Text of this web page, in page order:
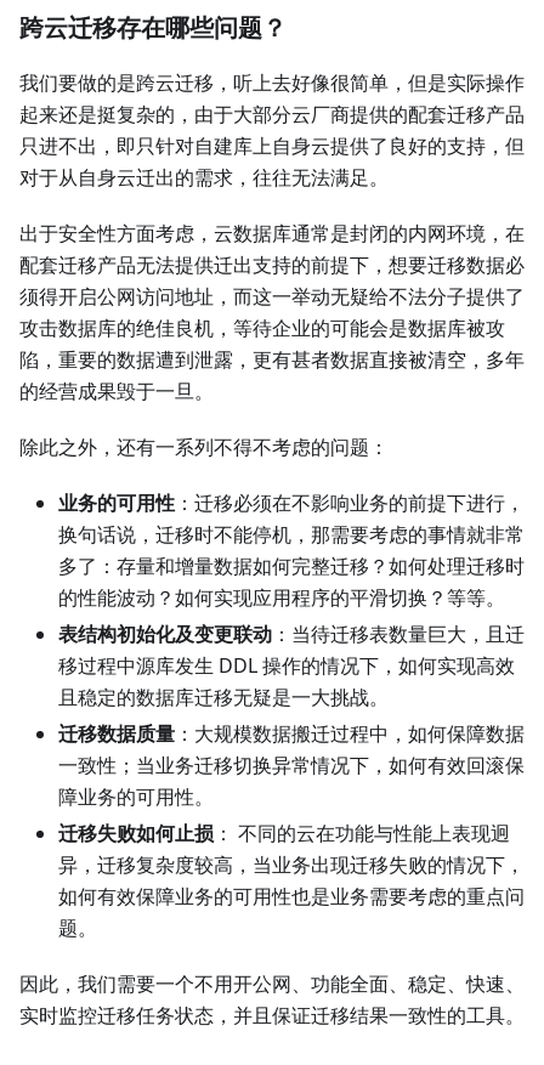
跨云迁移存在哪些问题？
我们要做的是跨云迁移，听上去好像很简单，但是实际操作
起来还是挺复杂的，由于大部分云厂商提供的配套迁移产品
只进不出，即只针对自建库上自身云提供了良好的支持，但
对于从自身云迁出的需求，往往无法满足。
出于安全性方面考虑，云数据库通常是封闭的内网环境，在
配套迁移产品无法提供迁出支持的前提下，想要迁移数据必
须得开启公网访问地址，而这一举动无疑给不法分子提供了
攻击数据库的绝佳良机，等待企业的可能会是数据库被攻
陷，重要的数据遭到泄露，更有甚者数据直接被清空，多年
的经营成果毁于一旦。
除此之外，还有一系列不得不考虑的问题：
业务的可用性 ：迁移必须在不影响业务的前提下进行，
换句话说，迁移时不能停机，那需要考虑的事情就非常
多了：存量和增量数据如何完整迁移？如何处理迁移时
的性能波动？如何实现应用程序的平滑切换？等等。
表结构初始化及变更联动 ：当待迁移表数量巨大，且迁
移过程中源库发生 DDL 操作的情况下，如何实现高效
且稳定的数据库迁移无疑是一大挑战。
迁移数据质量 ：大规模数据搬迁过程中，如何保障数据
一致性；当业务迁移切换异常情况下，如何有效回滚保
障业务的可用性。
迁移失败如何止损 ： 不同的云在功能与性能上表现迥
异，迁移复杂度较高，当业务出现迁移失败的情况下，
如何有效保障业务的可用性也是业务需要考虑的重点问
题。
因此，我们需要一个不用开公网、功能全面、稳定、快速、
实时监控迁移任务状态，并且保证迁移结果一致性的工具。